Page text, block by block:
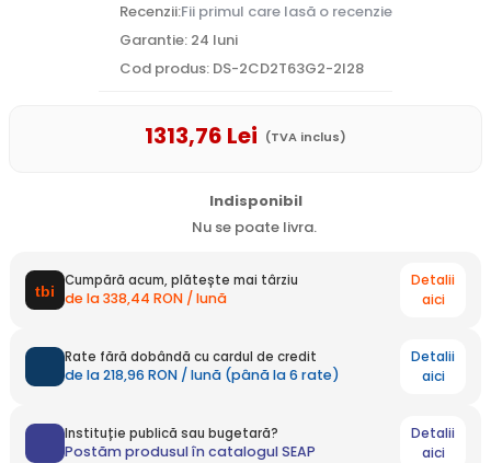
Recenzii:Fii primul care lasă o recenzie
Garantie: 24 luni
Cod produs: DS-2CD2T63G2-2I28
1313,76 Lei (TVA inclus)
Indisponibil
Nu se poate livra.
Cumpără acum, plătește mai târziu
de la 338,44 RON / lună
Detalii
aici
Rate fără dobândă cu cardul de credit
de la 218,96 RON / lună (până la 6 rate)
Detalii
aici
Instituție publică sau bugetară?
Postăm produsul în catalogul SEAP
Detalii
aici